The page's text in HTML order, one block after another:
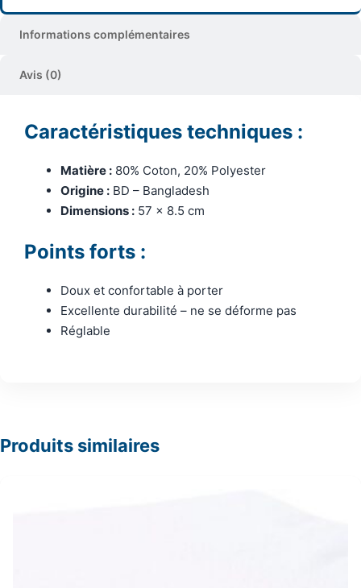
Informations complémentaires
Avis (0)
Caractéristiques techniques :
Matière : 80% Coton, 20% Polyester
Origine : BD – Bangladesh
Dimensions : 57 x 8.5 cm
Points forts :
Doux et confortable à porter
Excellente durabilité – ne se déforme pas
Réglable
Produits similaires